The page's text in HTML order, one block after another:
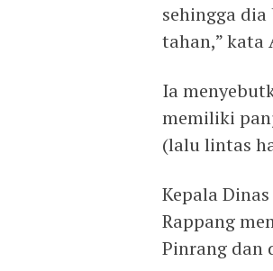
sehingga
tahan,” kata
Ia
memiliki
(lalu lintas
Kepala
Rappang
Pinrang dan